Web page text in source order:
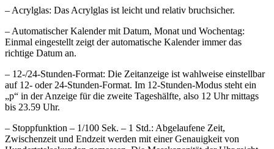
– Acrylglas: Das Acrylglas ist leicht und relativ bruchsicher.
– Automatischer Kalender mit Datum, Monat und Wochentag:
Einmal eingestellt zeigt der automatische Kalender immer das
richtige Datum an.
– 12-/24-Stunden-Format: Die Zeitanzeige ist wahlweise einstellbar
auf 12- oder 24-Stunden-Format. Im 12-Stunden-Modus steht ein
„p“ in der Anzeige für die zweite Tageshälfte, also 12 Uhr mittags
bis 23.59 Uhr.
– Stoppfunktion – 1/100 Sek. – 1 Std.: Abgelaufene Zeit,
Zwischenzeit und Endzeit werden mit einer Genauigkeit von